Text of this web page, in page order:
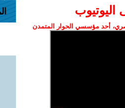
اليوتيوب
أحد مؤسسي الحوار المتمدن